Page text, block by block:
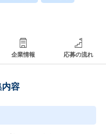
企業情報 応募の流れ
容